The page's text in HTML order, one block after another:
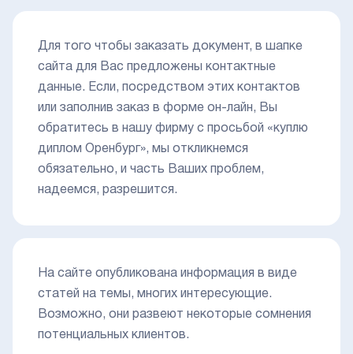
Для того чтобы заказать документ, в шапке
сайта для Вас предложены контактные
данные. Если, посредством этих контактов
или заполнив заказ в форме он-лайн, Вы
обратитесь в нашу фирму с просьбой «куплю
диплом Оренбург», мы откликнемся
обязательно, и часть Ваших проблем,
надеемся, разрешится.
На сайте опубликована информация в виде
статей на темы, многих интересующие.
Возможно, они развеют некоторые сомнения
потенциальных клиентов.